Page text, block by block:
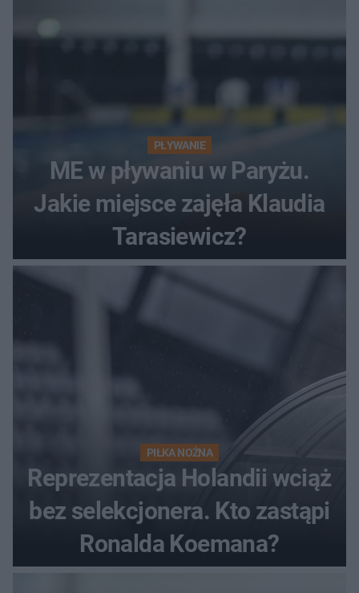
PŁYWANIE
ME w pływaniu w Paryżu.
Jakie miejsce zajęła Klaudia
Tarasiewicz?
PIŁKA NOŻNA
Reprezentacja Holandii wciąż
bez selekcjonera. Kto zastąpi
Ronalda Koemana?